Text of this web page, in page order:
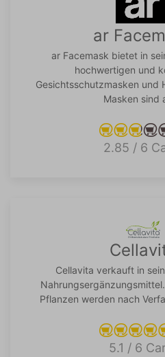
ar
ar Facemask bietet in
hochwertigen und
Gesichtsschutzmasken und
Masken sind
2.85 / 6
Cellavita verkauft in
Pflanzen werden nach
5.1 / 6